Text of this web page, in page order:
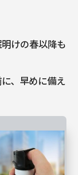
けの春以降も
、早めに備え